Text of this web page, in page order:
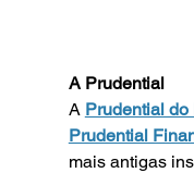
A Prudential
A Prudential do
Prudential
mais antigas